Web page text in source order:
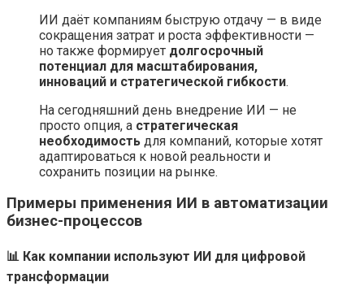
ИИ даёт компаниям быструю отдачу — в виде
сокращения затрат и роста эффективности —
но также формирует долгосрочный
потенциал для масштабирования,
инноваций и стратегической гибкости.
На сегодняшний день внедрение ИИ — не
просто опция, а стратегическая
необходимость для компаний, которые хотят
адаптироваться к новой реальности и
сохранить позиции на рынке.
Примеры применения ИИ в автоматизации
бизнес-процессов
📊 Как компании используют ИИ для цифровой
трансформации